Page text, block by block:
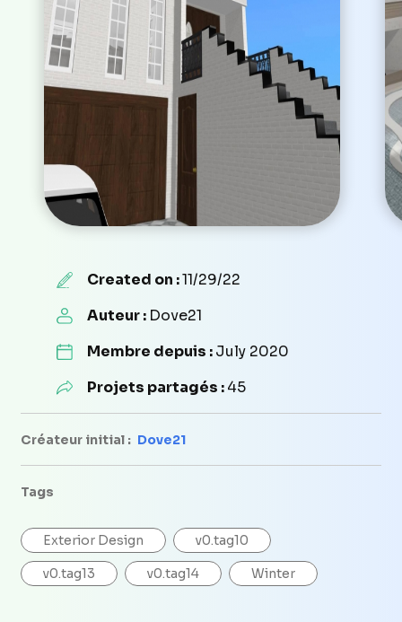
Created on :11/29/22
Auteur : Dove21
Membre depuis :July 2020
Projets partagés :45
Créateur initial : Dove21
Tags
Exterior Design v0.tag10
v0.tag13 v0.tag14 Winter